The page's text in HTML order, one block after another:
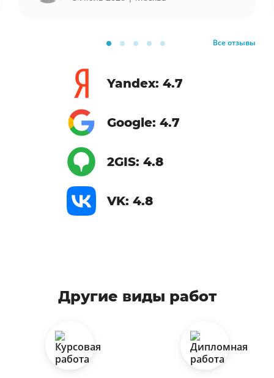
Все отзывы
Yandex: 4.7
Google: 4.7
2GIS: 4.8
VK: 4.8
Другие виды работ